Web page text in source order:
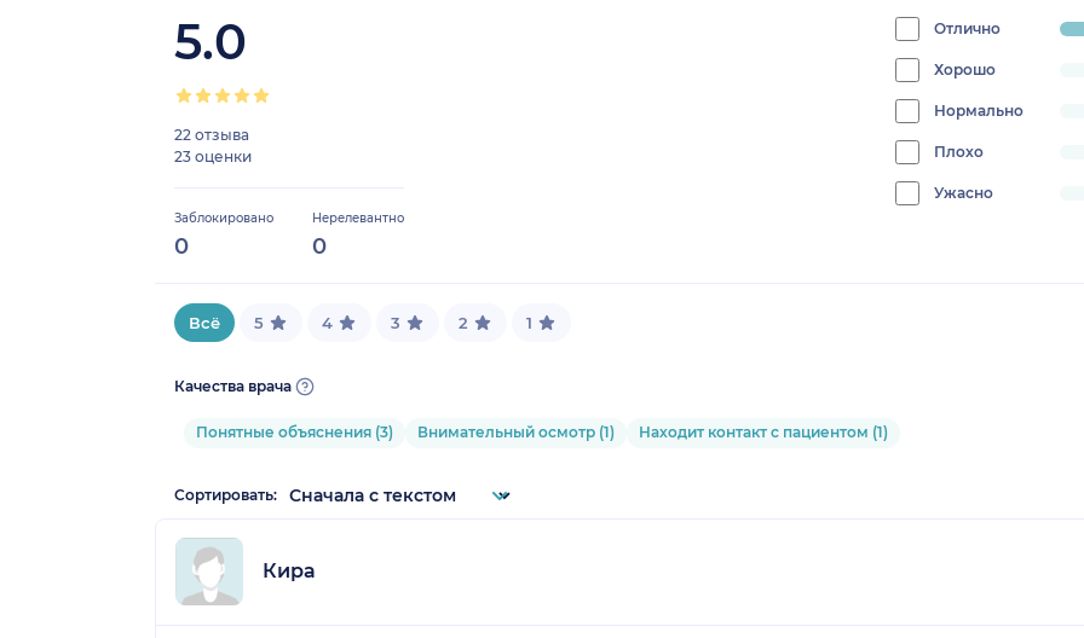
5.0
22 отзыва
23 оценки
Заблокировано
0
Нерелевантно
0
Отлично
Хорошо
Нормально
Плохо
Ужасно
Всё 5 4 3 2 1
Качества врача
Понятные объяснения (3) Внимательный осмотр (1) Находит контакт с пациентом (1)
Сортировать:
Кира